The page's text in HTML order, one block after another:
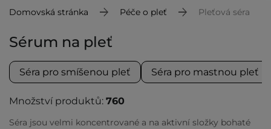
Domovská stránka Péče o pleť Pleťová séra
Sérum na pleť
Séra pro smíšenou pleť Séra pro mastnou pleť
Množství produktů: 760
Séra jsou velmi koncentrované a na aktivní složky bohaté